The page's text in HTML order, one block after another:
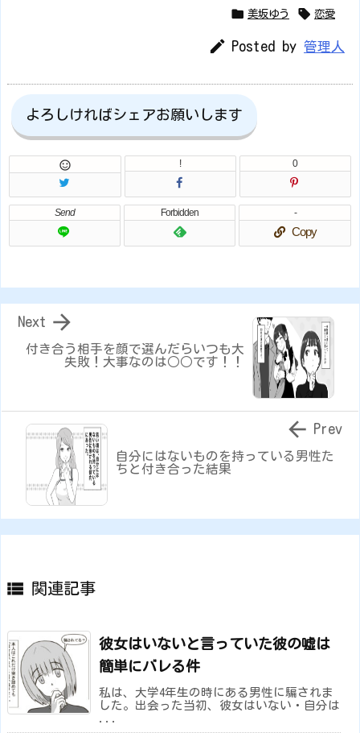
 美坂ゆう  恋愛
 Posted by 管理人
よろしければシェアお願いします
 ! 0
Send Forbidden
Copy
-
付き合う相手を顔で選んだらいつも大
失敗！大事なのは○○です！！

Next
自分にはないものを持っている男性た
ちと付き合った結果
 Prev
 関連記事
彼女はいないと言っていた彼の嘘は
簡単にバレる件
私は、大学4年生の時にある男性に騙されま
した。出会った当初、彼女はいない・自分は
...